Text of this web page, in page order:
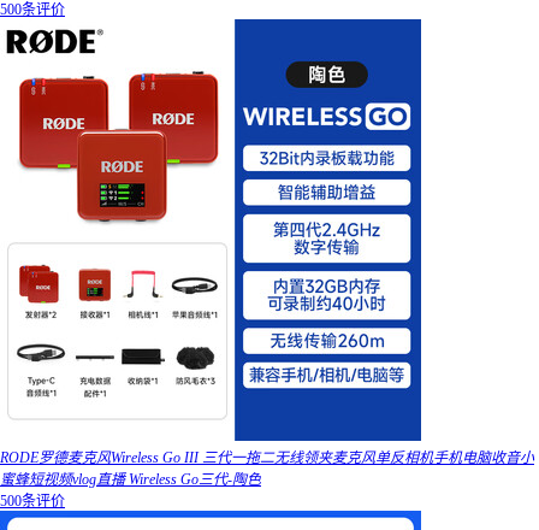
500条评价
RODE罗德麦克风Wireless Go III 三代一拖二无线领夹麦克风单反相机手机电脑收音小
蜜蜂短视频vlog直播 Wireless Go三代-陶色
500条评价